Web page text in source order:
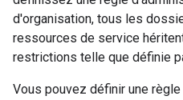
d'organisation, tous les
ressources de service
restrictions telle que définie
Vous pouvez définir une